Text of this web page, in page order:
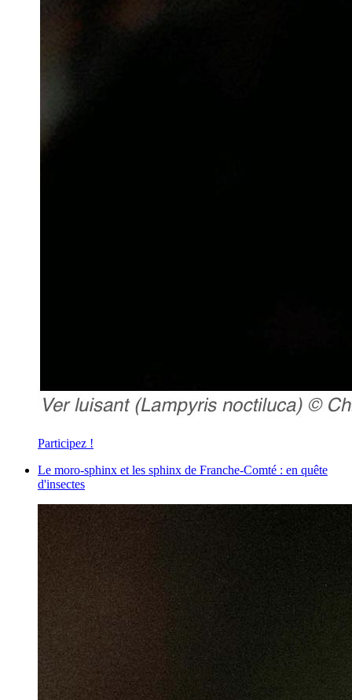
Participez !
Le moro-sphinx et les sphinx de Franche-Comté : en quête
d'insectes